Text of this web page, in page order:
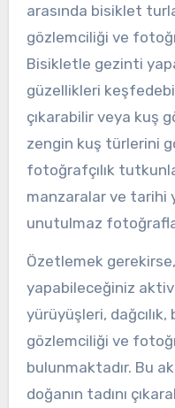
arasında bisiklet
gözlemciliği ve
Bisikletle gezinti
güzellikleri
çıkarabilir veya kuş
zengin kuş türlerini
fotoğrafçılık
manzaralar ve tarihi
unutulmaz
Özetlemek
yapabileceğiniz
yürüyüşleri,
gözlemciliği ve
bulunmaktadır. Bu
doğanın tadını